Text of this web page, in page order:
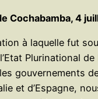
Cochabamba, 4
à laquelle fut
Plurinational
gouvernements
et d’Espagne,